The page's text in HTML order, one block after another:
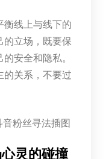
衡线上与线下的
的立场，既要保
安全和隐私。
的关系，不要过
灵的碰撞